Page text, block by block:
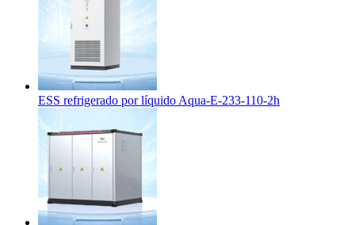
ESS refrigerado por líquido Aqua-E-233-110-2h